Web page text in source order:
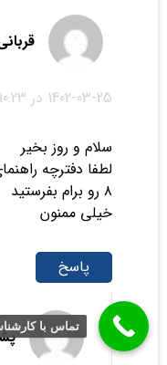
1402-03-25 در 10:23 ق.ظ
سلام و روز بخیر
لطفا دفترچه
۸ رو برام بفرستید
خیلی ممنون
پاسخ
تماس با